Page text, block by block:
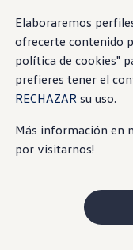
Manuales
Servicios
Piezas
Asistencia
Campaña
Cliente
Volkswagen
Elaboraremos
ofrecerte contenido
política de cookies"
prefieres tener el
RECHAZARsu uso.
Más información en
por visitarnos!